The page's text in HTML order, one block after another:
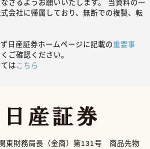
さるようお願いいたします。 当資料の一
会社に帰属しており、無断での複製、転
日産証券ホームページに記載の重要事
ご確認ください。
はこちら
東財務局長（金商）第131号 商品先物